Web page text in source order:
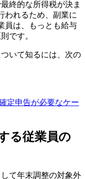
終的な所得税が決ま
われるため、副業に
員は、もっとも給与
です。
いて知るには、次の
定申告が必要なケー
る従業員の
て年末調整の対象外